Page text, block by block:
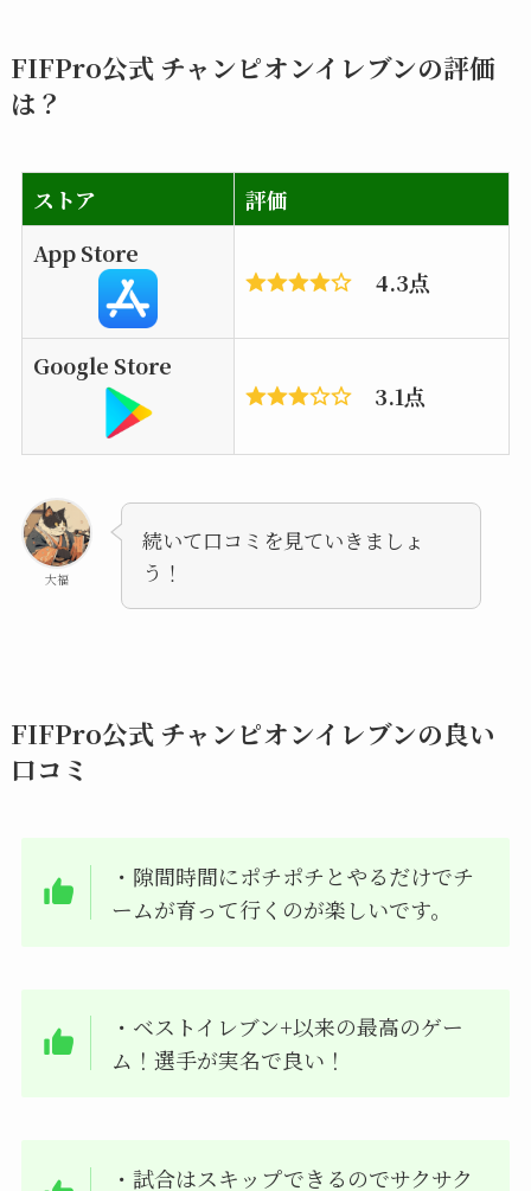
FIFPro公式 チャンピオンイレブンの評価
は？
ストア
評価
App Store
4.3点
Google Store
3.1点
大福
続いて口コミを見ていきましょ
う！
FIFPro公式 チャンピオンイレブンの良い
口コミ
・ 隙間時間にポチポチとやるだけでチ
ームが育って行くのが楽しいです。
・ベストイレブン+以来の最高のゲー
ム！選手が実名で良い！
・試合はスキップできるのでサクサク